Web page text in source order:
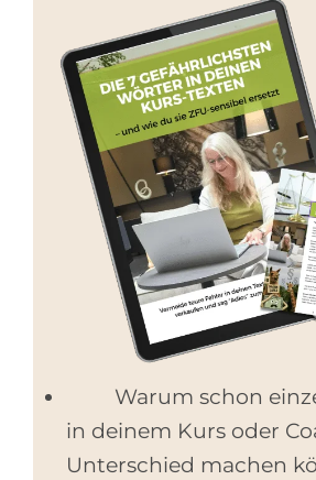
Warum schon
in deinem Kurs oder
Unterschied machen